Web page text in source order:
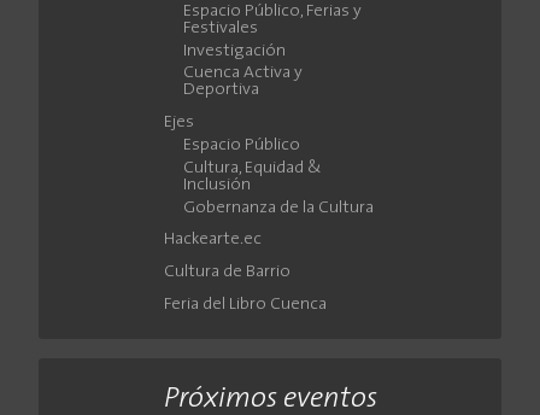
Espacio Público, Ferias y
Festivales
Investigación
Cuenca Activa y
Deportiva
Ejes
Espacio Público
Cultura, Equidad &
Inclusión
Gobernanza de la Cultura
Hackearte.ec
Cultura de Barrio
Feria del Libro Cuenca
Próximos eventos